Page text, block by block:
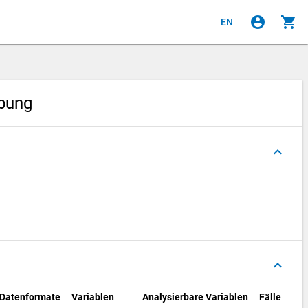
EN account_circle shopping_cart
keyboard_arrow_up
keyboard_arrow_up
Datenformate Variablen Analysierbare Variablen Fälle